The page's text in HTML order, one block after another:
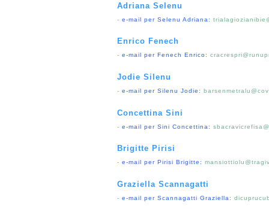
Adriana Selenu
- e-mail per Selenu Adriana:
Enrico Fenech
- e-mail per Fenech Enrico:
Jodie Silenu
- e-mail per Silenu Jodie:
Concettina Sini
- e-mail per Sini Concettina:
Brigitte Pirisi
- e-mail per Pirisi Brigitte:
Graziella Scannagatti
- e-mail per Scannagatti Graziella: